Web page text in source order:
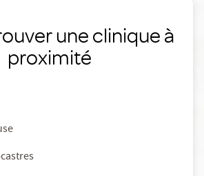
une clinique à
proximité